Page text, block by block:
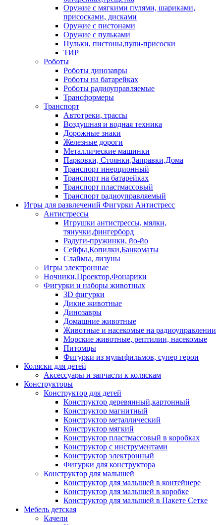
Оружие с мягкими пулями, шариками,
присосками, дисками
Оружие с пистонами
Оружие с пульками
Пульки, пистоны,пули-присоски
ТИР
Роботы
Роботы динозавры
Роботы на батарейках
Роботы радиоуправляемые
Трансформеры
Транспорт
Автотреки, трассы
Воздушная и водная техника
Дорожные знаки
Железные дороги
Металлические машинки
Парковки, Стоянки,Заправки,Дома
Транспорт инерционный
Транспорт на батарейках
Транспорт пластмассовый
Транспорт радиоуправляемый
Игры для развлечений Фигурки Антистресс
Антистрессы
Игрушки антистрессы, мялки,
тянучки,фингерборд
Радуги-пружинки, йо-йо
Сейфы,Копилки,Банкоматы
Слаймы, лизуны
Игры электронные
Ночники,Проектор,Фонарики
Фигурки и наборы животных
3D фигурки
Дикие животные
Динозавры
Домашние животные
Животные и насекомые на радиоуправлении
Морские животные, рептилии, насекомые
Питомцы
Фигурки из мультфильмов, супер герои
Коляски для детей
Аксессуары и запчасти к коляскам
Конструкторы
Конструктор для детей
Конструктор деревянный,картонный
Конструктор магнитный
Конструктор металлический
Конструктор мягкий
Конструктор пластмассовый в коробках
Конструктор с инструментами
Конструктор электронный
Фигурки для конструктора
Конструктор для малышей
Конструктор для малышей в контейнере
Конструктор для малышей в коробке
Конструктор для малышей в Пакете Сетке
Мебель детская
Качели